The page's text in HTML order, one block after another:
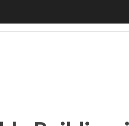
Building: il 18 settembre